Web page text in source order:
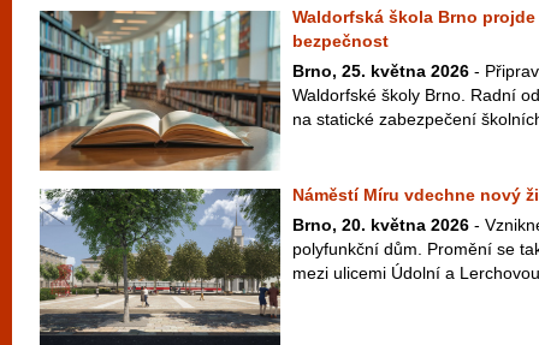
Waldorfská škola Brno
bezpečnost
Brno, 25. května 2026 -
Waldorfské školy Brno. Radní
na statické zabezpečení
Náměstí Míru vdechne nový
Brno, 20. května 2026 -
polyfunkční dům. Promění se
mezi ulicemi Údolní a